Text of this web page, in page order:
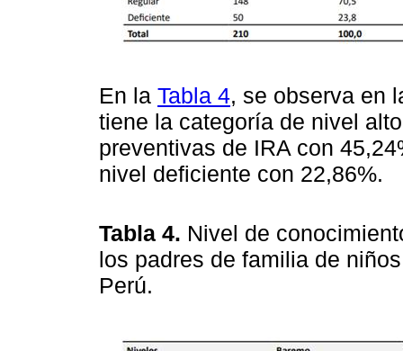
En la Tabla 4, se observa en
tiene la categoría de nivel
preventivas de IRA con
nivel deficiente con 22,86%.
Tabla 4. Nivel de
los padres de familia de
Perú.